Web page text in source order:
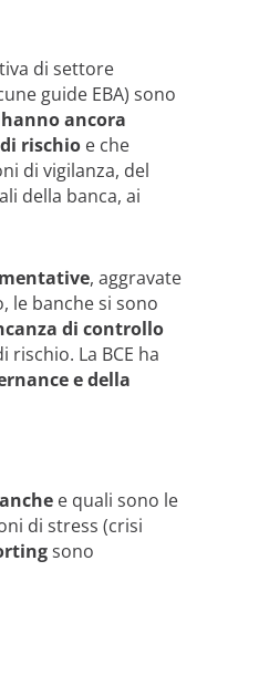
di settore
guide EBA) sono
ancora
rischio e che
di vigilanza, del
della banca, ai
, aggravate
le banche si sono
di controllo
La BCE ha
e della
e quali sono le
di stress (crisi
sono